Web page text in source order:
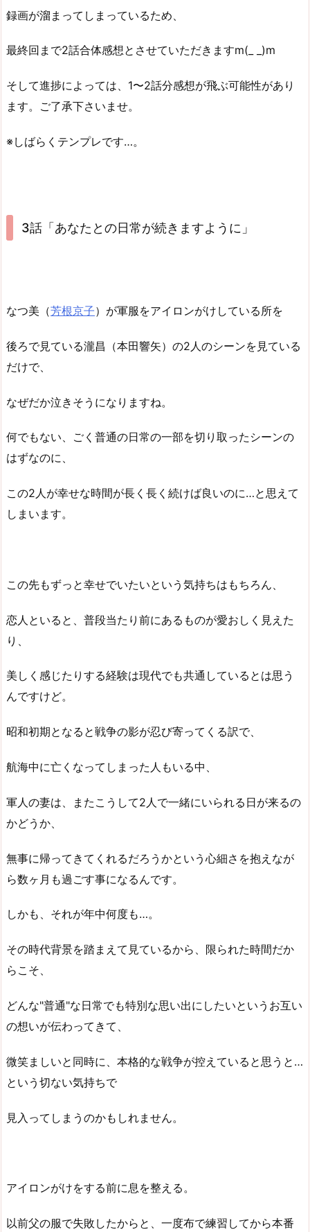
録画が溜まってしまっているため、
最終回まで2話合体感想とさせていただきますm(_ _)m
そして進捗によっては、1〜2話分感想が飛ぶ可能性があり
ます。ご了承下さいませ。
※しばらくテンプレです…。
3話「あなたとの日常が続きますように」
なつ美（芳根京子）が軍服をアイロンがけしている所を
後ろで見ている瀧昌（本田響矢）の2人のシーンを見ている
だけで、
なぜだか泣きそうになりますね。
何でもない、ごく普通の日常の一部を切り取ったシーンの
はずなのに、
この2人が幸せな時間が長く長く続けば良いのに…と思えて
しまいます。
この先もずっと幸せでいたいという気持ちはもちろん、
恋人といると、普段当たり前にあるものが愛おしく見えた
り、
美しく感じたりする経験は現代でも共通しているとは思う
んですけど。
昭和初期となると戦争の影が忍び寄ってくる訳で、
航海中に亡くなってしまった人もいる中、
軍人の妻は、またこうして2人で一緒にいられる日が来るの
かどうか、
無事に帰ってきてくれるだろうかという心細さを抱えなが
ら数ヶ月も過ごす事になるんです。
しかも、それが年中何度も…。
その時代背景を踏まえて見ているから、限られた時間だか
らこそ、
どんな"普通"な日常でも特別な思い出にしたいというお互い
の想いが伝わってきて、
微笑ましいと同時に、本格的な戦争が控えていると思うと…
という切ない気持ちで
見入ってしまうのかもしれません。
アイロンがけをする前に息を整える。
以前父の服で失敗したからと、一度布で練習してから本番